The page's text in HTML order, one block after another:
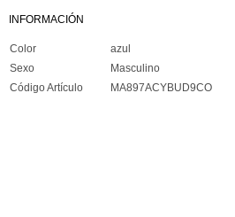
INFORMACIÓN
Color
azul
Sexo
Masculino
Código Artículo
MA897ACYBUD9CO